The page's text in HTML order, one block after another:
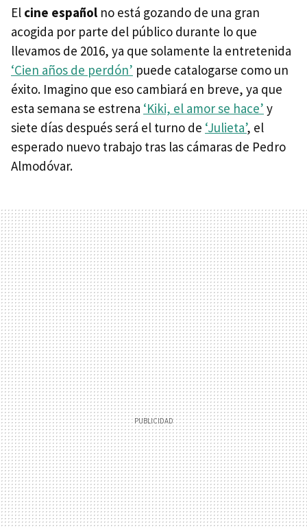
El cine español no está gozando de una gran
acogida por parte del público durante lo que
llevamos de 2016, ya que solamente la entretenida
‘Cien años de perdón’ puede catalogarse como un
éxito. Imagino que eso cambiará en breve, ya que
esta semana se estrena ‘Kiki, el amor se hace’ y
siete días después será el turno de ‘Julieta’, el
esperado nuevo trabajo tras las cámaras de Pedro
Almodóvar.